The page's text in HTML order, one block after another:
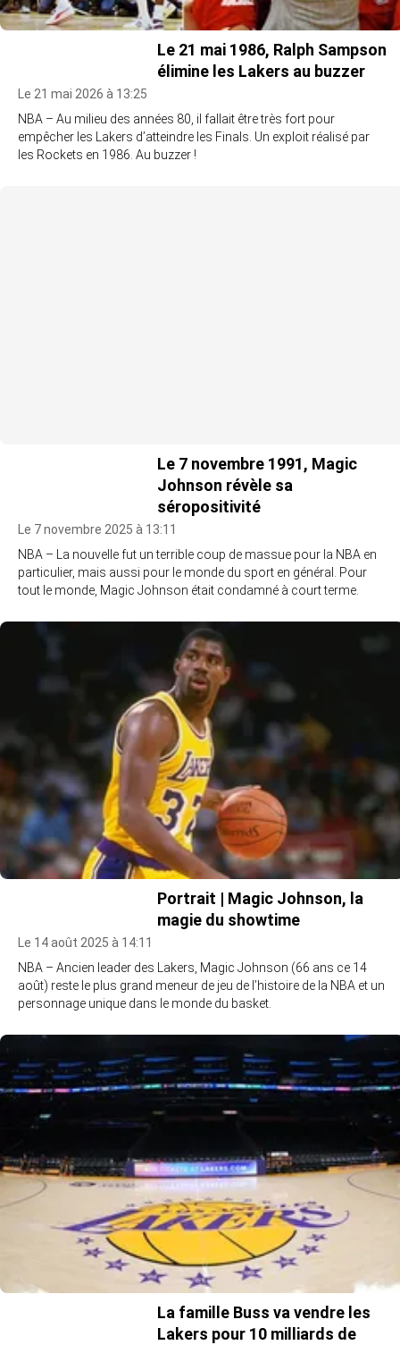
Le 21 mai 1986, Ralph Sampson
élimine les Lakers au buzzer
Le 21 mai 2026 à 13:25
NBA – Au milieu des années 80, il fallait être très fort pour
empêcher les Lakers d’atteindre les Finals. Un exploit réalisé par
les Rockets en 1986. Au buzzer !
Le 7 novembre 1991, Magic
Johnson révèle sa
séropositivité
Le 7 novembre 2025 à 13:11
NBA – La nouvelle fut un terrible coup de massue pour la NBA en
particulier, mais aussi pour le monde du sport en général. Pour
tout le monde, Magic Johnson était condamné à court terme.
Portrait | Magic Johnson, la
magie du showtime
Le 14 août 2025 à 14:11
NBA – Ancien leader des Lakers, Magic Johnson (66 ans ce 14
août) reste le plus grand meneur de jeu de l’histoire de la NBA et un
personnage unique dans le monde du basket.
La famille Buss va vendre les
Lakers pour 10 milliards de